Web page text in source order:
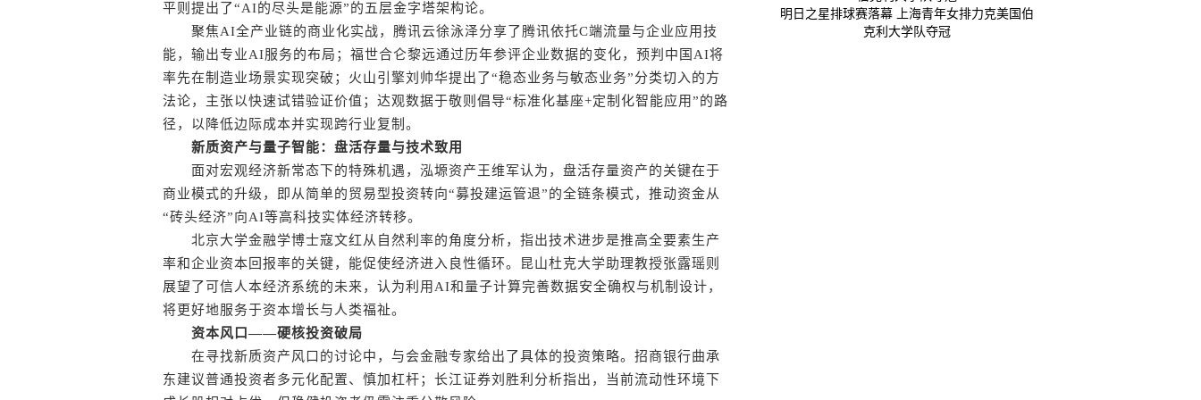
平则提出了“AI的尽头是能源”的五层金字塔架构论。
聚焦AI全产业链的商业化实战，腾讯云徐泳泽分享了腾讯依托C端流量与企业应用技
能，输出专业AI服务的布局；福世合仑黎远通过历年参评企业数据的变化，预判中国AI将
率先在制造业场景实现突破；火山引擎刘帅华提出了“稳态业务与敏态业务”分类切入的方
法论，主张以快速试错验证价值；达观数据于敬则倡导“标准化基座+定制化智能应用”的路
径，以降低边际成本并实现跨行业复制。
新质资产与量子智能：盘活存量与技术致用
面对宏观经济新常态下的特殊机遇，泓塬资产王维军认为，盘活存量资产的关键在于
商业模式的升级，即从简单的贸易型投资转向“募投建运管退”的全链条模式，推动资金从
“砖头经济”向AI等高科技实体经济转移。
北京大学金融学博士寇文红从自然利率的角度分析，指出技术进步是推高全要素生产
率和企业资本回报率的关键，能促使经济进入良性循环。昆山杜克大学助理教授张露瑶则
展望了可信人本经济系统的未来，认为利用AI和量子计算完善数据安全确权与机制设计，
将更好地服务于资本增长与人类福祉。
资本风口——硬核投资破局
在寻找新质资产风口的讨论中，与会金融专家给出了具体的投资策略。招商银行曲承
东建议普通投资者多元化配置、慎加杠杆；长江证券刘胜利分析指出，当前流动性环境下
明日之星排球赛落幕 上海青年女排力克美国伯
克利大学队夺冠